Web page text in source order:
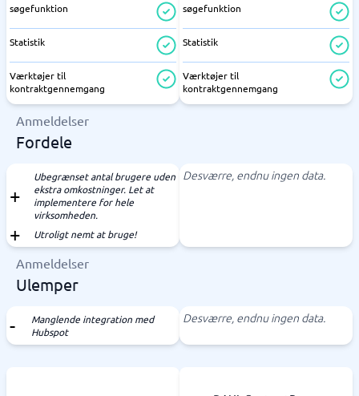
søgefunktion
Statistik
Værktøjer til
kontraktgennemgang
søgefunktion
Statistik
Værktøjer til
kontraktgennemgang
Anmeldelser
Fordele
Ubegrænset antal brugere uden
ekstra omkostninger. Let at
implementere for hele
virksomheden.
Utroligt nemt at bruge!
Desværre, endnu ingen data.
Anmeldelser
Ulemper
Manglende integration med
Hubspot
Desværre, endnu ingen data.